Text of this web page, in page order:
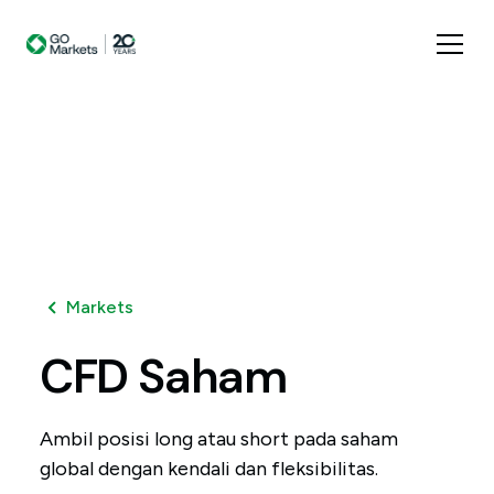
Markets
CFD Saham
Ambil posisi long atau short pada saham
global dengan kendali dan fleksibilitas.